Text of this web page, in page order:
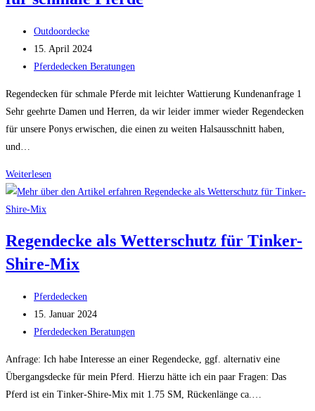
Beitrags-
Autor:
Outdoordecke
Beitrag
veröffentlicht:
15. April 2024
Beitrags-
Pferdedecken Beratungen
Regendecken für schmale Pferde mit leichter Wattierung Kundenanfrage 1
Sehr geehrte Damen und Herren, da wir leider immer wieder Regendecken
für unsere Ponys erwischen, die einen zu weiten Halsausschnitt haben,
und…
Weiterlesen
von
schmale
Pferde
Regendecke als Wetterschutz für Tinker-
Shire-Mix
Beitrags-
Autor:
Pferdedecken
Beitrag
veröffentlicht:
15. Januar 2024
Beitrags-
Pferdedecken Beratungen
Anfrage: Ich habe Interesse an einer Regendecke, ggf. alternativ eine
Übergangsdecke für mein Pferd. Hierzu hätte ich ein paar Fragen: Das
Pferd ist ein Tinker-Shire-Mix mit 1.75 SM, Rückenlänge ca.…